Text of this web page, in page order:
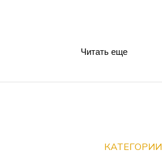
Читать еще
КАТЕГОРИИ